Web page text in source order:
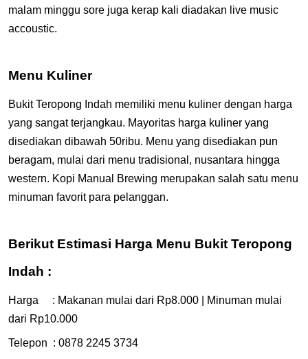
malam minggu sore juga kerap kali diadakan live music
accoustic.
Menu Kuliner
Bukit Teropong Indah memiliki menu kuliner dengan harga
yang sangat terjangkau. Mayoritas harga kuliner yang
disediakan dibawah 50ribu. Menu yang disediakan pun
beragam, mulai dari menu tradisional, nusantara hingga
western. Kopi Manual Brewing merupakan salah satu menu
minuman favorit para pelanggan.
Berikut Estimasi Harga Menu Bukit Teropong
Indah :
Harga : Makanan mulai dari Rp8.000 | Minuman mulai
dari Rp10.000
Telepon : 0878 2245 3734